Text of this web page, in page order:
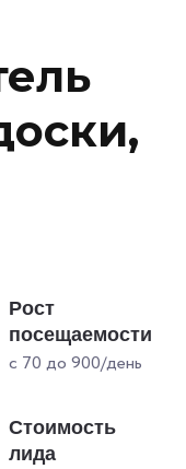
Рост
посещаемости
с 70 до 900/день
Стоимость
лида